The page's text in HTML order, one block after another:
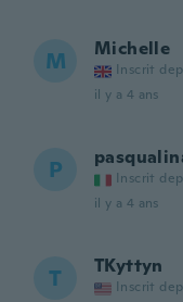
M Michelle
Inscrit
il y a 4 ans
P Inscrit
il y a 4 ans
T TKyttyn
Inscrit